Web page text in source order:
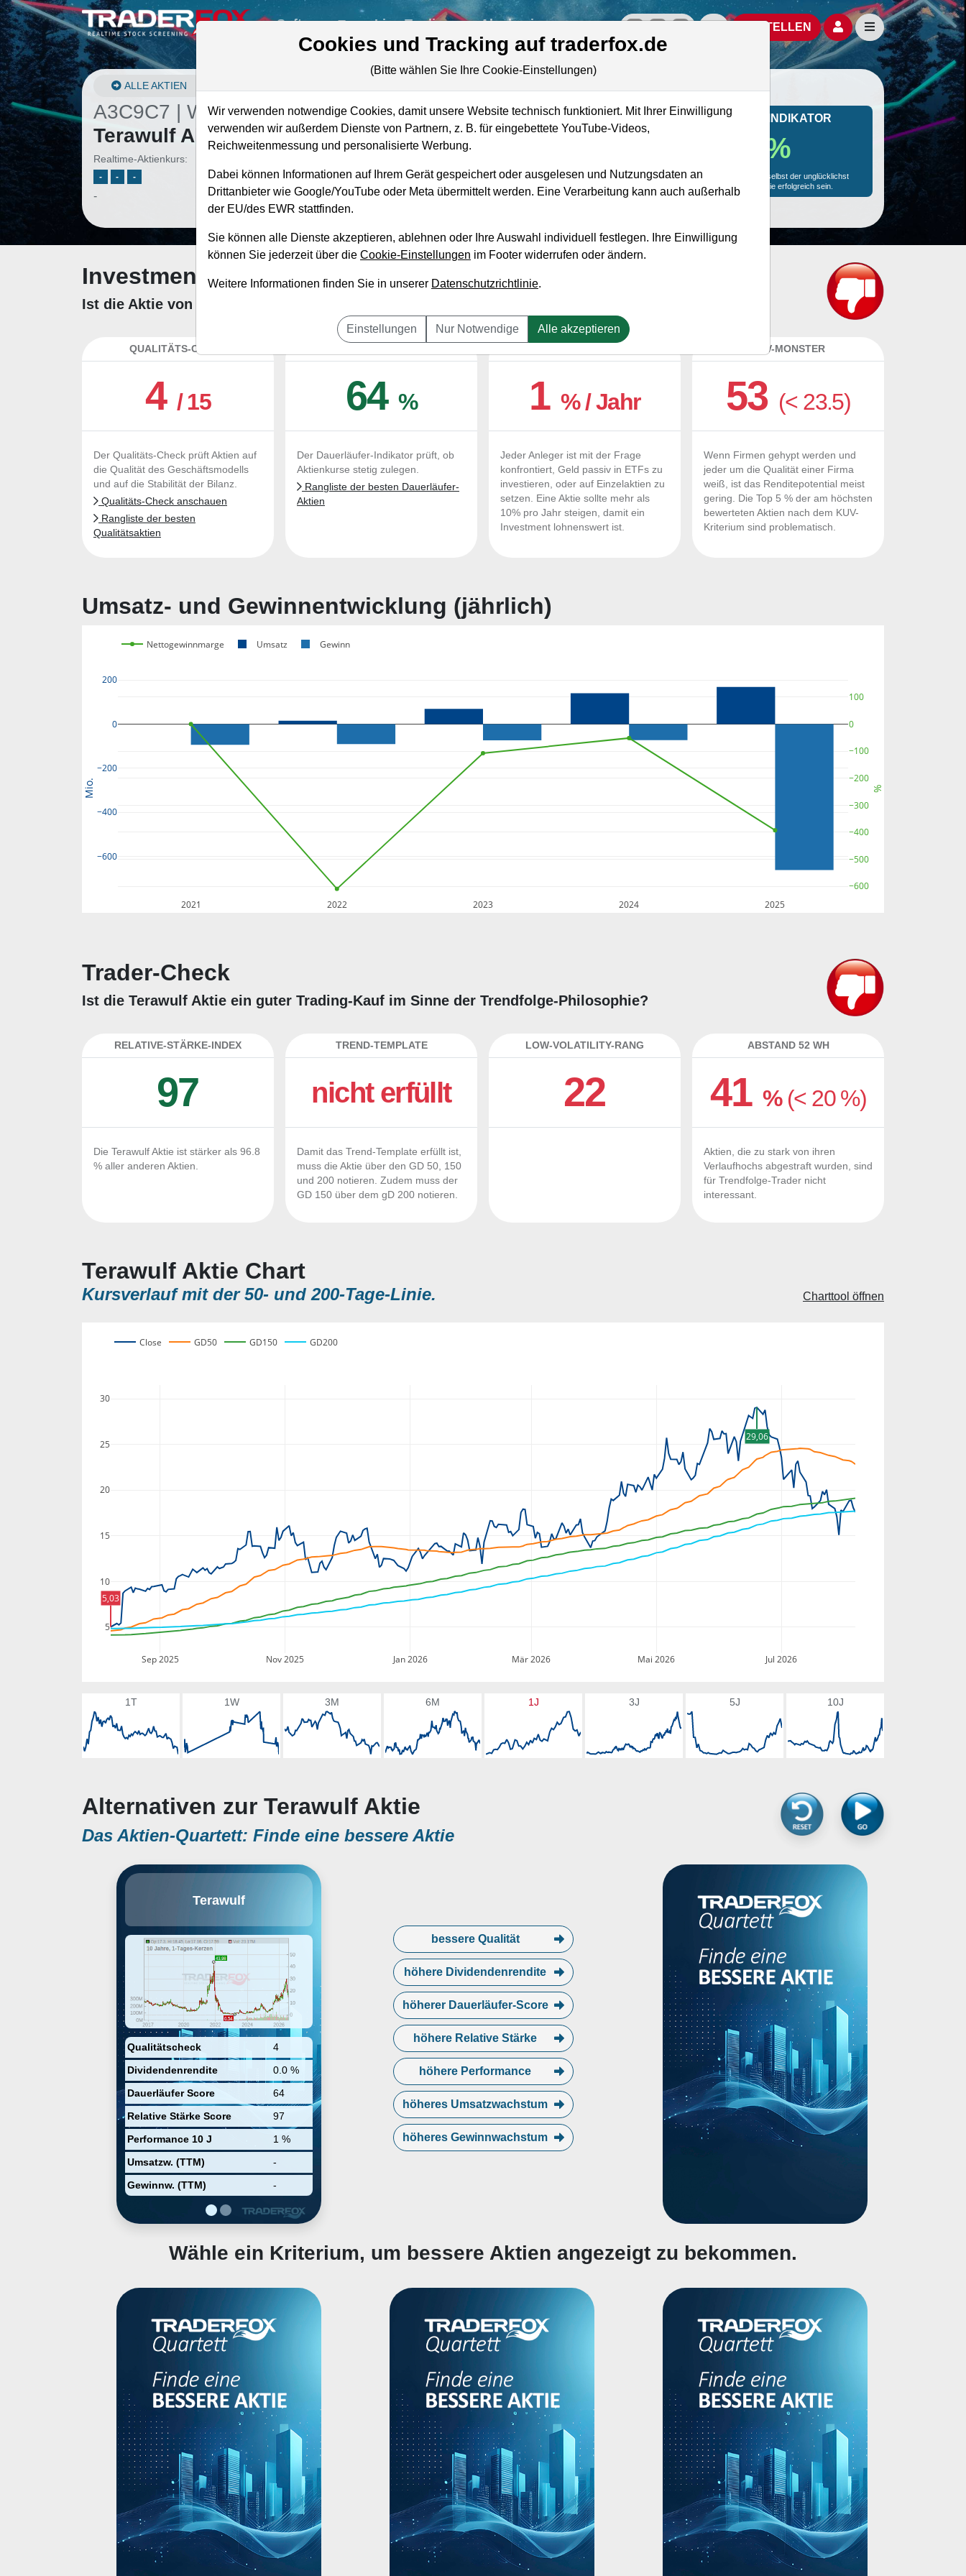
Software Live-Trading Akademie offizielle Social Media-AccountsAktien- und Artikelsuche öffnen
BESTELLEN Seitennavigation
ALLE AKTIEN
A3C9C7 | WULF–
Terawulf Aktie
Realtime-Aktienkurs:
- - -
-
Marktkapitalisierung 8,72 Mrd. USD
Unternehmenswert
Umsatz 168,46 Mio. USD
MONKEY-TRADER INDIKATOR
86.1 %
Mit 86.1 % Wahrscheinlichkeit wird selbst der unglücklichst
agierende Trader mit dieser Aktie erfolgreich sein.
Investment-Check: Kaufempfehlung?
Ist die Aktie von Terawulf zum Kaufen und Liegenlassen geeignet?
QUALITÄTS-CHECK
4 / 15
Der Qualitäts-Check prüft Aktien auf
die Qualität des Geschäftsmodells
und auf die Stabilität der Bilanz.
Qualitäts-Check anschauen
Rangliste der besten
Qualitätsaktien
64 %
Der Dauerläufer-Indikator prüft, ob
Aktienkurse stetig zulegen.
Rangliste der besten Dauerläufer-
Aktien
1% / Jahr
Jeder Anleger ist mit der Frage
konfrontiert, Geld passiv in ETFs zu
investieren, oder auf Einzelaktien zu
setzen. Eine Aktie sollte mehr als
10% pro Jahr steigen, damit ein
Investment lohnenswert ist.
KUV-MONSTER
53 (< 23.5)
Wenn Firmen gehypt werden und
jeder um die Qualität einer Firma
weiß, ist das Renditepotential meist
gering. Die Top 5 % der am höchsten
bewerteten Aktien nach dem KUV-
Kriterium sind problematisch.
Umsatz- und Gewinnentwicklung (jährlich)
2021 2022 2023 2024 2025
−600
−400
−200
0
200
−600
−500
−400
−300
−200
−100
0
100
Nettogewinnmarge Umsatz Gewinn
Mio. %
Trader-Check
Ist die Terawulf Aktie ein guter Trading-Kauf im Sinne der Trendfolge-Philosophie?
RELATIVE-STÄRKE-INDEX
97
Die Terawulf Aktie ist stärker als 96.8
% aller anderen Aktien.
TREND-TEMPLATE
nicht erfüllt
Damit das Trend-Template erfüllt ist,
muss die Aktie über den GD 50, 150
und 200 notieren. Zudem muss der
GD 150 über dem gD 200 notieren.
LOW-VOLATILITY-RANG
22
ABSTAND 52 WH
41% (< 20 %)
Aktien, die zu stark von ihren
Verlaufhochs abgestraft wurden, sind
für Trendfolge-Trader nicht
interessant.
Terawulf Aktie Chart
Kursverlauf mit der 50- und 200-Tage-Linie. Charttool öffnen
Sep 2025 Nov 2025 Jan 2026 Mär 2026 Mai 2026 Jul 2026
5
10
15
20
25
30
Close GD50 GD150 GD200
29,06
5,03
1T 1W 3M 6M 1J 3J 5J 10J
Alternativen zur Terawulf Aktie
Das Aktien-Quartett: Finde eine bessere Aktie
Terawulf
Qualitätscheck
4
Dividendenrendite
0.0 %
Dauerläufer Score
64
Relative Stärke Score
97
Performance 10 J
1 %
Umsatzw. (TTM)
-
Gewinnw. (TTM)
-
fully integrated environmentally
the United States. TeraWulf will
generate domestically produced
bitcoin powered by nuclear, hydro
and solar energy. The company
was founded by Paul Prager and
Nazar Khan on February 8, 2021
and is headquartered in Easton,
bessere Qualität
höhere Dividendenrendite
höherer Dauerläufer-Score
höhere Relative Stärke
höhere Performance
höheres Umsatzwachstum
höheres Gewinnwachstum
Wähle ein Kriterium, um bessere Aktien angezeigt zu bekommen.
Cookies und Tracking auf traderfox.de
(Bitte wählen Sie Ihre Cookie-Einstellungen)
Wir verwenden notwendige Cookies, damit unsere Website technisch funktioniert. Mit Ihrer Einwilligung
verwenden wir außerdem Dienste von Partnern, z. B. für eingebettete YouTube-Videos,
Reichweitenmessung und personalisierte Werbung.
Dabei können Informationen auf Ihrem Gerät gespeichert oder ausgelesen und Nutzungsdaten an
Drittanbieter wie Google/YouTube oder Meta übermittelt werden. Eine Verarbeitung kann auch außerhalb
der EU/des EWR stattfinden.
Sie können alle Dienste akzeptieren, ablehnen oder Ihre Auswahl individuell festlegen. Ihre Einwilligung
können Sie jederzeit über die Cookie-Einstellungen im Footer widerrufen oder ändern.
Weitere Informationen finden Sie in unserer Datenschutzrichtlinie.
Einstellungen Nur Notwendige Alle akzeptieren